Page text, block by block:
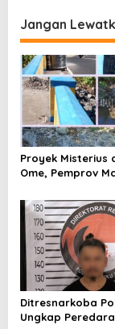
g
a
s
i
p
o
s
Jangan
Proyek Misterius
Ome, Pemprov
Lalu Punya
Ditresnarkoba
Ungkap